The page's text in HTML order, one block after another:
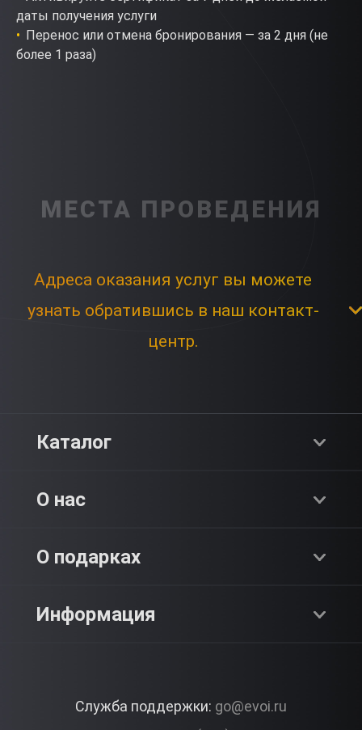
даты получения услуги
Перенос или отмена бронирования — за 2 дня (не
более 1 раза)
МЕСТА ПРОВЕДЕНИЯ
Адреса оказания услуг вы можете
узнать обратившись в наш контакт-
центр.
Каталог
Premium
О нас
О компании
Контакты
О подарках
Как это работает?
Вопросы и ответы
Информация
Корпоративные подарки
Служба поддержки: go@evoi.ru